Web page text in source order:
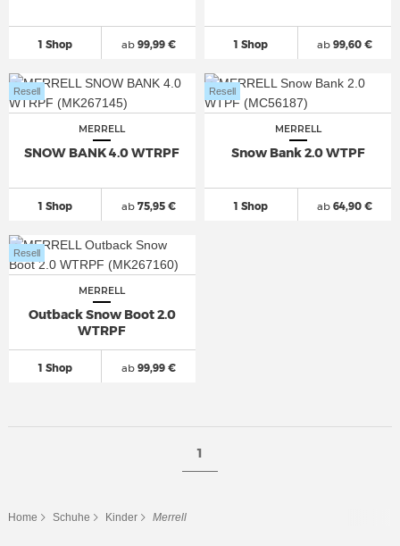
1 Shop ab99,99 € 1 Shop ab99,60 €
MERRELL
SNOW BANK 4.0 WTRPF
1 Shop
Resell
ab75,95 €
MERRELL
Snow Bank 2.0 WTPF
1 Shop
Resell
ab64,90 €
MERRELL
Outback Snow Boot 2.0
WTRPF
1 Shop
Resell
ab99,99 €
1
Home Schuhe Kinder Merrell